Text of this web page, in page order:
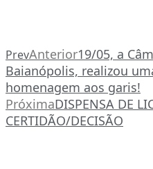
PrevAnterior19/05, a
Baianópolis, realizou
homenagem aos garis!
PróximaDISPENSA DE
CERTIDÃO/DECISÃO